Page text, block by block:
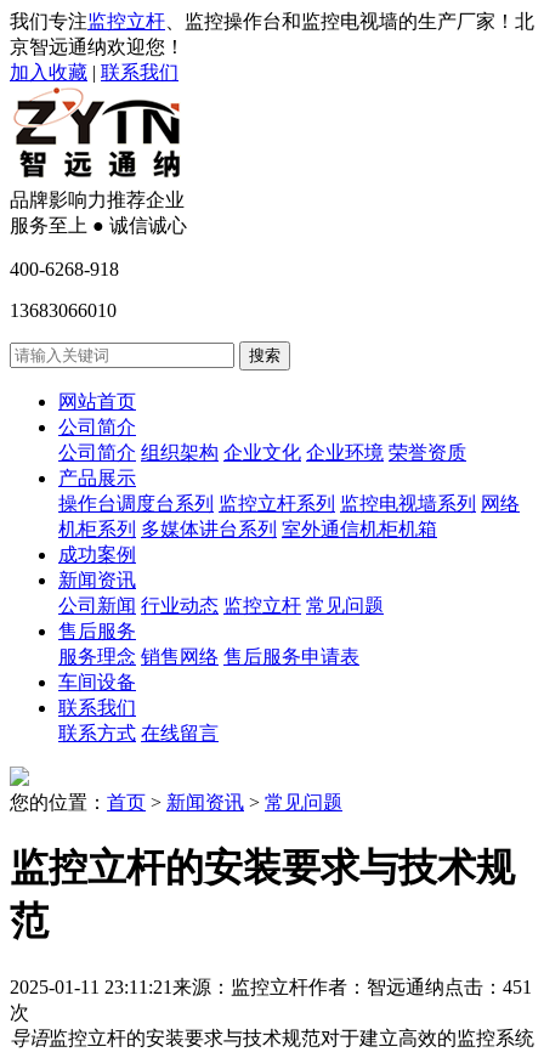
我们专注监控立杆 、监控操作台和监控电视墙的生产厂家！北
京智远通纳欢迎您！
加入收藏 | 联系我们
品牌影响力推荐企业
服务至上 ● 诚信诚心
400-6268-918
13683066010
网站首页
公司简介
公司简介 组织架构 企业文化 企业环境 荣誉资质
产品展示
操作台调度台系列 监控立杆系列 监控电视墙系列 网络
机柜系列 多媒体讲台系列 室外通信机柜机箱
成功案例
新闻资讯
公司新闻 行业动态 监控立杆 常见问题
售后服务
服务理念 销售网络 售后服务申请表
车间设备
联系我们
联系方式 在线留言
您的位置： 首页 > 新闻资讯 > 常见问题
监控立杆的安装要求与技术规
范
2025-01-11 23:11:21来源：监控立杆作者：智远通纳点击：451
次
导语监控立杆的安装要求与技术规范对于建立高效的监控系统